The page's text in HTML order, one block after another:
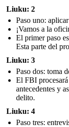
Liuku: 2
Paso uno: aplicar
¡Vamos a la
El primer paso
Esta parte del
Liuku: 3
Paso dos: toma
El FBI
antecedentes y
delito.
Liuku: 4
Paso tres: